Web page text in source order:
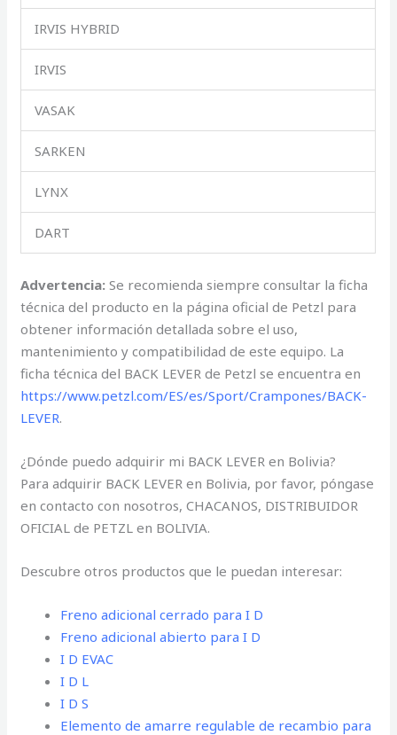
IRVIS HYBRID
IRVIS
VASAK
SARKEN
LYNX
DART
Advertencia: Se recomienda siempre consultar la ficha
técnica del producto en la página oficial de Petzl para
obtener información detallada sobre el uso,
mantenimiento y compatibilidad de este equipo. La
ficha técnica del BACK LEVER de Petzl se encuentra en
https://www.petzl.com/ES/es/Sport/Crampones/BACK-
LEVER.
¿Dónde puedo adquirir mi BACK LEVER en Bolivia?
Para adquirir BACK LEVER en Bolivia, por favor, póngase
en contacto con nosotros, CHACANOS, DISTRIBUIDOR
OFICIAL de PETZL en BOLIVIA.
Descubre otros productos que le puedan interesar:
Freno adicional cerrado para I D
Freno adicional abierto para I D
I D EVAC
I D L
I D S
Elemento de amarre regulable de recambio para